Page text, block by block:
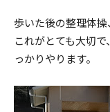
歩いた後の整理体操
これがとても大切
っかりやります。